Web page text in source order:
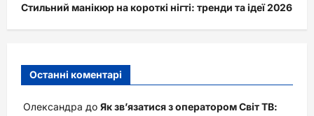
Стильний манікюр на короткі нігті: тренди та ідеї 2026
Останні коментарі
Олександра до Як зв’язатися з оператором Світ ТВ: